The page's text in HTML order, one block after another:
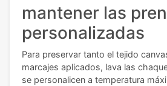
mantener las
personalizadas
Para preservar tanto el tejido
marcajes aplicados, lava las
se personalicen a temperatura